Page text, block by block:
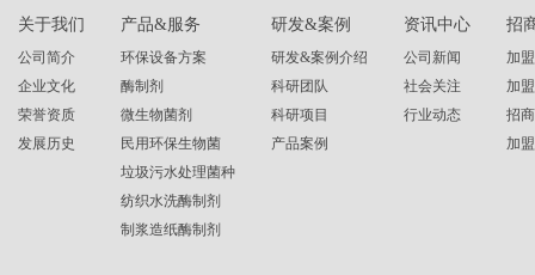
关于我们
公司简介
企业文化
荣誉资质
发展历史
产品&服务
环保设备方案
酶制剂
微生物菌剂
民用环保生物菌
垃圾污水处理菌种
纺织水洗酶制剂
制浆造纸酶制剂
研发&案例
研发&案例介绍
科研团队
科研项目
产品案例
资讯中心
公司新闻
社会关注
行业动态
招
加
加
招
加